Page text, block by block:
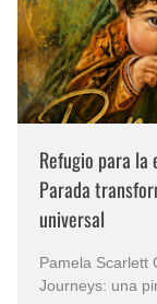
Refugio para la
Parada
universal
Pamela Scarlett
Journeys: una